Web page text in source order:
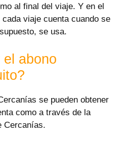
al final del viaje. Y en el
viaje cuenta cuando se
se usa.
abono
se pueden obtener
como a través de la
Cercanías.